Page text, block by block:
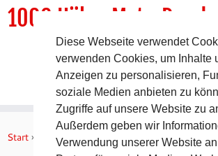
Inhalt
1000
DER Rundwanderweg um
Start » Gipfelbuch Ruine Lichtenstein » 2017-
Diese Webseite verwendet
verwenden Cookies, um Inhalte
Anzeigen zu personalisieren,
soziale Medien anbieten zu
Zugriffe auf unsere Website zu
Außerdem geben wir
Verwendung unserer Website